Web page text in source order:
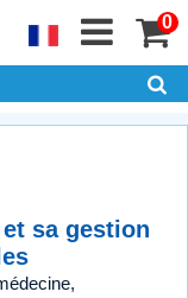
0
sa gestion